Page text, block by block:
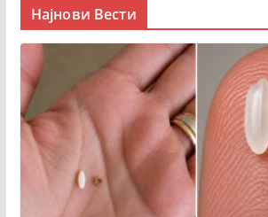
Најнови Вести